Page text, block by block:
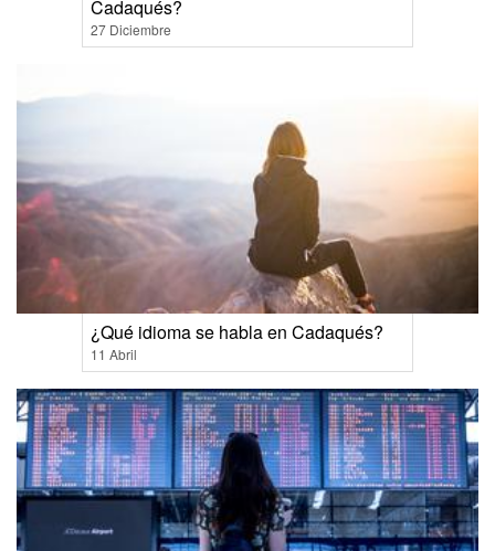
Cadaqués?
27 Diciembre
¿Qué idioma se habla en Cadaqués?
11 Abril